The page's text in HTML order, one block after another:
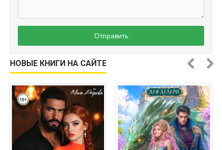
Отправить
НОВЫЕ КНИГИ НА САЙТЕ